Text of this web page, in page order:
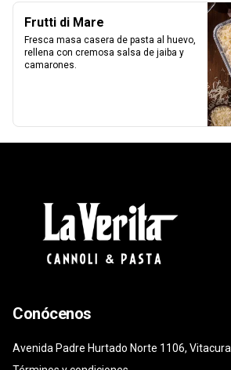
Frutti di Mare
Fresca masa casera de pasta al huevo,
rellena con cremosa salsa de jaiba y
camarones.
Conócenos
Avenida Padre Hurtado Norte 1106, Vitacura.